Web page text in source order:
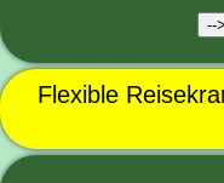
--
Flexible